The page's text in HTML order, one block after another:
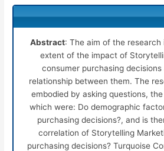
Abstract: The aim of the research
extent of the impact of
consumer purchasing
relationship between them. The
embodied by asking questions,
which were: Do demographic
purchasing decisions?, and is
correlation of Storytelling
purchasing decisions? Turquoise